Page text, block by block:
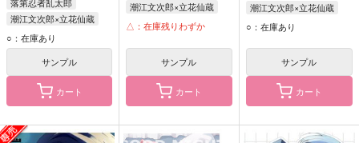
落第忍者乱太郎
潮江文次郎×立花仙蔵
立花仙蔵
綾部喜八郎
○：在庫あり
サンプル
カート
潮江文次郎×立花仙蔵
立花仙蔵
潮江文次郎
△：在庫残りわずか
サンプル
カート
潮江文次郎×立花仙蔵
立花仙蔵
○：在庫あり
サンプル
カート